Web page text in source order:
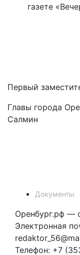
газете
Первый
Главы
Салмин
Документы
Оренбург.рф —
Электронная
Телефон: +7